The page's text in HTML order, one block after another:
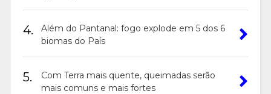
4.
Além do Pantanal: fogo explode em 5 dos 6
biomas do País
5.
Com Terra mais quente, queimadas serão
mais comuns e mais fortes